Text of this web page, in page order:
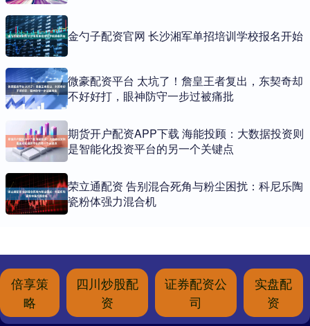
金勺子配资官网 长沙湘军单招培训学校报名开始
微豪配资平台 太坑了！詹皇王者复出，东契奇却
不好好打，眼神防守一步过被痛批
期货开户配资APP下载 海能投顾：大数据投资则
是智能化投资平台的另一个关键点
荣立通配资 告别混合死角与粉尘困扰：科尼乐陶
瓷粉体强力混合机
倍享策
略
四川炒股配
资
证券配资公
司
实盘配
资